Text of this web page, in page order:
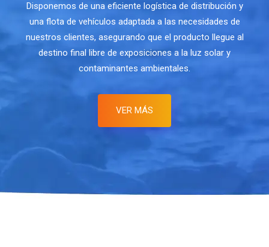
Disponemos de una eficiente logística de distribución y
una flota de vehículos adaptada a las necesidades de
nuestros clientes, asegurando que el producto llegue al
destino final libre de exposiciones a la luz solar y
contaminantes ambientales.
VER MÁS